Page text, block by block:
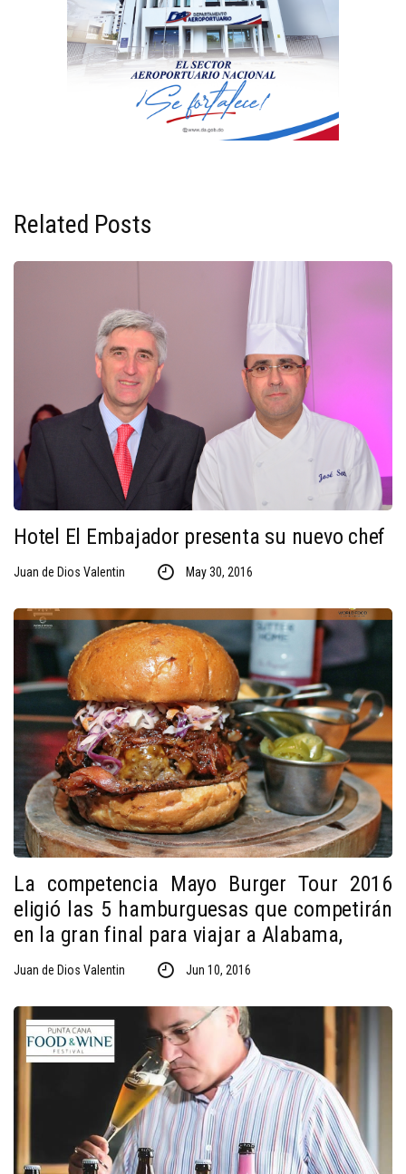
Related Posts
Hotel El Embajador presenta su nuevo chef
Juan de Dios Valentin May 30, 2016
La competencia Mayo Burger Tour 2016
eligió las 5 hamburguesas que competirán
en la gran final para viajar a Alabama,
Juan de Dios Valentin Jun 10, 2016